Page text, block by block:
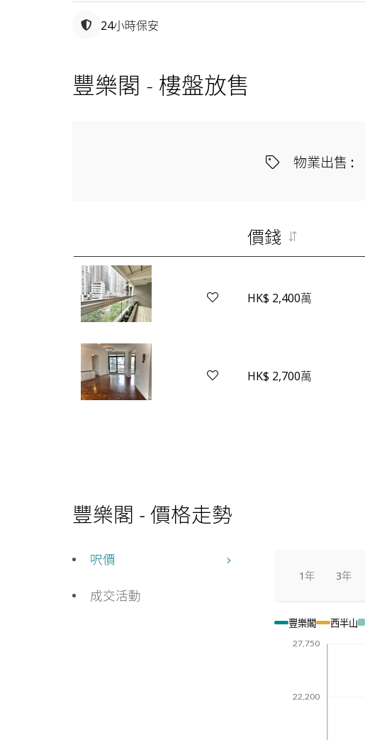
24小時保安
豐樂閣 - 樓盤放售
物業出售 :
價錢
HK$ 2,400萬
HK$ 2,700萬
豐樂閣 - 價格走勢
呎價
成交活動
1年 3年
豐樂閣 西半山
27,750
22,200